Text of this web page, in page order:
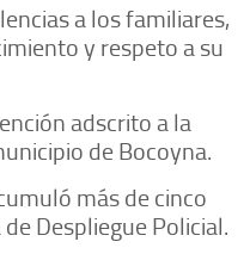
a los familiares,
y respeto a su
adscrito a la
de Bocoyna.
más de cinco
Despliegue Policial.